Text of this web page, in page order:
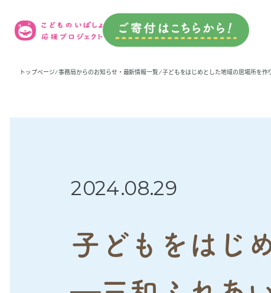
トップページ⁄事務局からのお知らせ・最新情報一覧⁄ 子どもをはじめとした地域の居場所を
2024.08.29
子どもをはじ